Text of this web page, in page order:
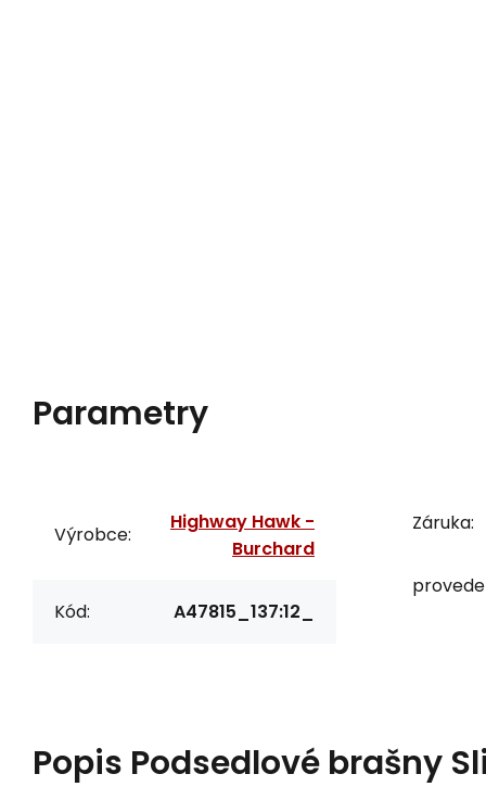
Parametry
Výrobce:
Highway Hawk -
Burchard
Kód: A47815_137:12_
Záruka:
Popis Podsedlové brašny